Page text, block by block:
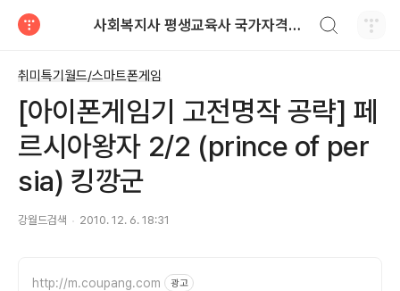
사회복지사 평생교육사 국가자격증 레포트 자료
취미특기월드/스마트폰게임
[아이폰게임기 고전명작 공략] 페
르시아왕자 2/2 (prince of per
sia) 킹깡군
강월드검색 2010. 12. 6. 18:31
http://m.coupang.com 광고